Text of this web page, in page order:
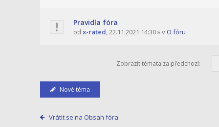
Pravidla fóra
od x-rated,22.11.2021 14:30» v O fóru
Zobrazit témata za předchozí:
Nové téma
Vrátit se na Obsah fóra